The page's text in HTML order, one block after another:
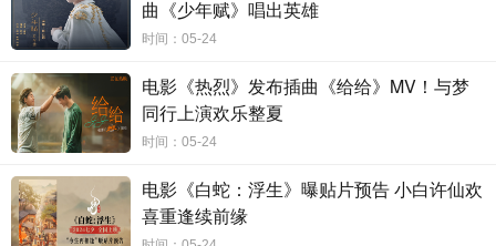
曲《少年赋》唱出英雄
时间：05-24
电影《热烈》发布插曲《给给》MV！与梦
同行上演欢乐整夏
时间：05-24
电影《白蛇：浮生》曝贴片预告 小白许仙欢
喜重逢续前缘